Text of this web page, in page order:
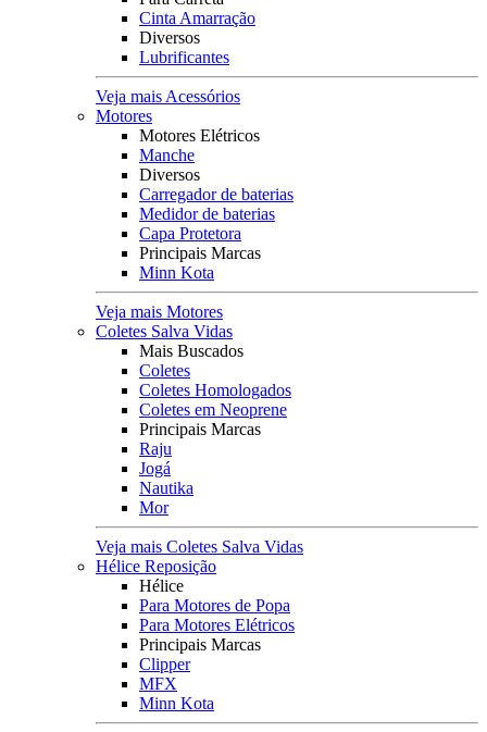
Cinta Amarração
Diversos
Lubrificantes
Veja mais Acessórios
Motores
Motores Elétricos
Manche
Diversos
Carregador de baterias
Medidor de baterias
Capa Protetora
Principais Marcas
Minn Kota
Veja mais Motores
Coletes Salva Vidas
Mais Buscados
Coletes
Coletes Homologados
Coletes em Neoprene
Principais Marcas
Raju
Jogá
Nautika
Mor
Veja mais Coletes Salva Vidas
Hélice Reposição
Hélice
Para Motores de Popa
Para Motores Elétricos
Principais Marcas
Clipper
MFX
Minn Kota